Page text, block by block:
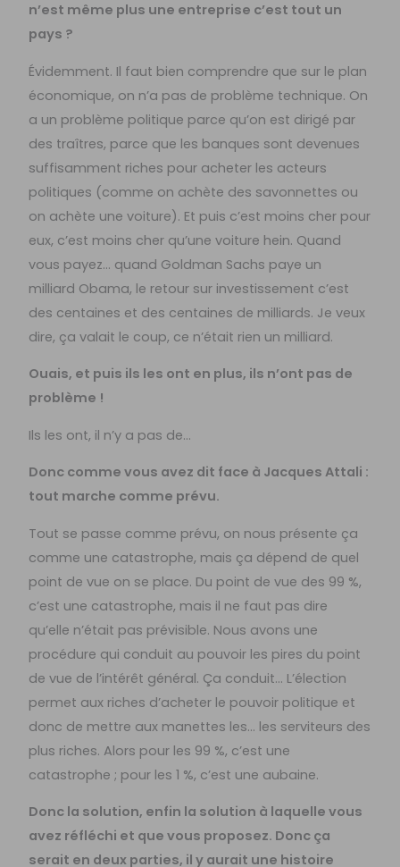
n’est même plus une entreprise c’est tout un
pays ?
Évidemment. Il faut bien comprendre que sur le plan
économique, on n’a pas de problème technique. On
a un problème politique parce qu’on est dirigé par
des traîtres, parce que les banques sont devenues
suffisamment riches pour acheter les acteurs
politiques (comme on achète des savonnettes ou
on achète une voiture). Et puis c’est moins cher pour
eux, c’est moins cher qu’une voiture hein. Quand
vous payez… quand Goldman Sachs paye un
milliard Obama, le retour sur investissement c’est
des centaines et des centaines de milliards. Je veux
dire, ça valait le coup, ce n’était rien un milliard.
Ouais, et puis ils les ont en plus, ils n’ont pas de
problème !
Ils les ont, il n’y a pas de…
Donc comme vous avez dit face à Jacques Attali :
tout marche comme prévu.
Tout se passe comme prévu, on nous présente ça
comme une catastrophe, mais ça dépend de quel
point de vue on se place. Du point de vue des 99 %,
c’est une catastrophe, mais il ne faut pas dire
qu’elle n’était pas prévisible. Nous avons une
procédure qui conduit au pouvoir les pires du point
de vue de l’intérêt général. Ça conduit… L’élection
permet aux riches d’acheter le pouvoir politique et
donc de mettre aux manettes les… les serviteurs des
plus riches. Alors pour les 99 %, c’est une
catastrophe ; pour les 1 %, c’est une aubaine.
Donc la solution, enfin la solution à laquelle vous
avez réfléchi et que vous proposez. Donc ça
serait en deux parties, il y aurait une histoire